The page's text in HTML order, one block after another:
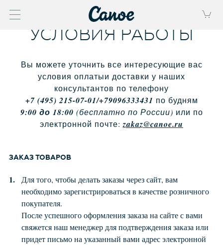
УСЛОВИЯ РАБОТЫ
Вы можете уточнить все интересующие вас
условия оплатыи доставки у наших
консультантов по телефону
+7 (495) 215-07-01/+79096333431 по будням
9:00 до 18:00 (бесплатно по России) или по
электронной почте: zakaz@canoe.ru
ЗАКАЗ ТОВАРОВ
Для того, чтобы делать заказы через сайт, вам
необходимо зарегистрироваться в качестве розничного
покупателя.
После успешного оформления заказа на сайте с вами
свяжется наш менеджер для подтверждения заказа или
придет письмо на указанный вами адрес электронной